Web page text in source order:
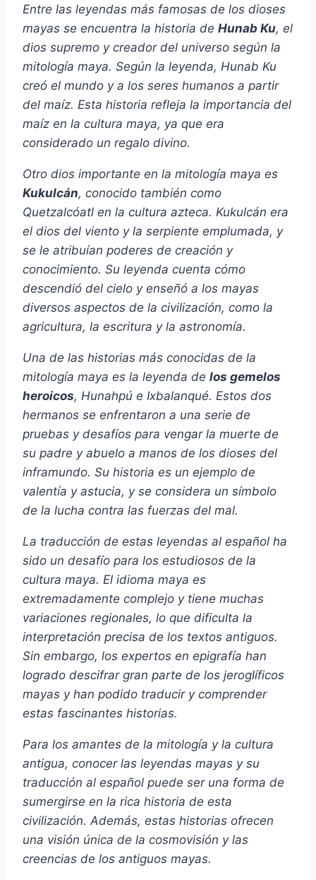
Entre las leyendas más famosas de los dioses
mayas se encuentra la historia de Hunab Ku, el
dios supremo y creador del universo según la
mitología maya. Según la leyenda, Hunab Ku
creó el mundo y a los seres humanos a partir
del maíz. Esta historia refleja la importancia del
maíz en la cultura maya, ya que era
considerado un regalo divino.
Otro dios importante en la mitología maya es
Kukulcán, conocido también como
Quetzalcóatl en la cultura azteca. Kukulcán era
el dios del viento y la serpiente emplumada, y
se le atribuían poderes de creación y
conocimiento. Su leyenda cuenta cómo
descendió del cielo y enseñó a los mayas
diversos aspectos de la civilización, como la
agricultura, la escritura y la astronomía.
Una de las historias más conocidas de la
mitología maya es la leyenda de los gemelos
heroicos, Hunahpú e Ixbalanqué. Estos dos
hermanos se enfrentaron a una serie de
pruebas y desafíos para vengar la muerte de
su padre y abuelo a manos de los dioses del
inframundo. Su historia es un ejemplo de
valentía y astucia, y se considera un símbolo
de la lucha contra las fuerzas del mal.
La traducción de estas leyendas al español ha
sido un desafío para los estudiosos de la
cultura maya. El idioma maya es
extremadamente complejo y tiene muchas
variaciones regionales, lo que dificulta la
interpretación precisa de los textos antiguos.
Sin embargo, los expertos en epigrafía han
logrado descifrar gran parte de los jeroglíficos
mayas y han podido traducir y comprender
estas fascinantes historias.
Para los amantes de la mitología y la cultura
antigua, conocer las leyendas mayas y su
traducción al español puede ser una forma de
sumergirse en la rica historia de esta
civilización. Además, estas historias ofrecen
una visión única de la cosmovisión y las
creencias de los antiguos mayas.